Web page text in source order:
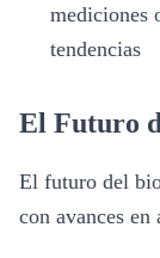
mediciones
tendencias
El Futuro
El futuro del
con avances en